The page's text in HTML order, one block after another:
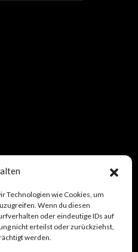
Technologien wie Cookies, um
Wenn du diesen
oder eindeutige IDs auf
nicht erteilst oder zurückziehst,
werden.
RECHTLICHES